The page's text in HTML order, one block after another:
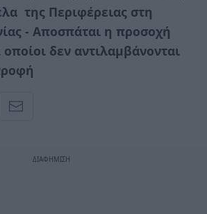
της Περιφέρειας στη
- Αποσπάται η προσοχή
δεν αντιλαμβάνονται